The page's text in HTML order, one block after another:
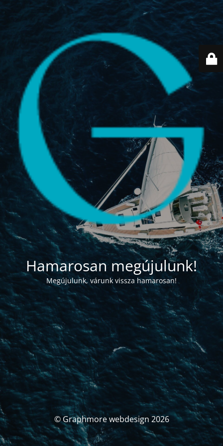
Hamarosan megújulunk!
Megújulunk, várunk vissza hamarosan!
© Graphmore webdesign 2026